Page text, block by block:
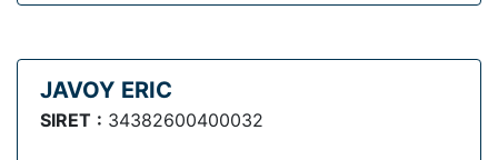
JAVOY ERIC
SIRET : 34382600400032